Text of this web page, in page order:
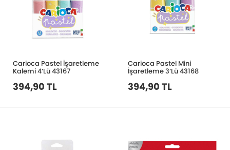
Carioca Pastel İşaretleme
Kalemi 4’Lü 43167
394,90 TL
Carioca Pastel Mini
İşaretleme 3’Lü 43168
394,90 TL